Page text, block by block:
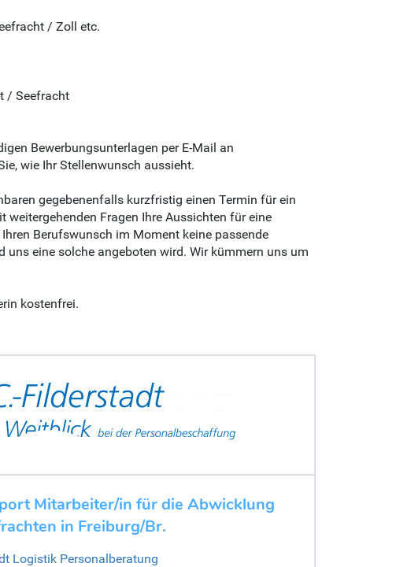
/ Zoll etc.
/ Seefracht
Bewerbungsunterlagen per E-Mail an
wie Ihr Stellenwunsch aussieht.
gegebenenfalls kurzfristig einen Termin für ein
weitergehenden Fragen Ihre Aussichten für eine
Berufswunsch im Moment keine passende
uns eine solche angeboten wird. Wir kümmern uns um
kostenfrei.
Mitarbeiter/in für die Abwicklung
in Freiburg/Br.
Logistik Personalberatung